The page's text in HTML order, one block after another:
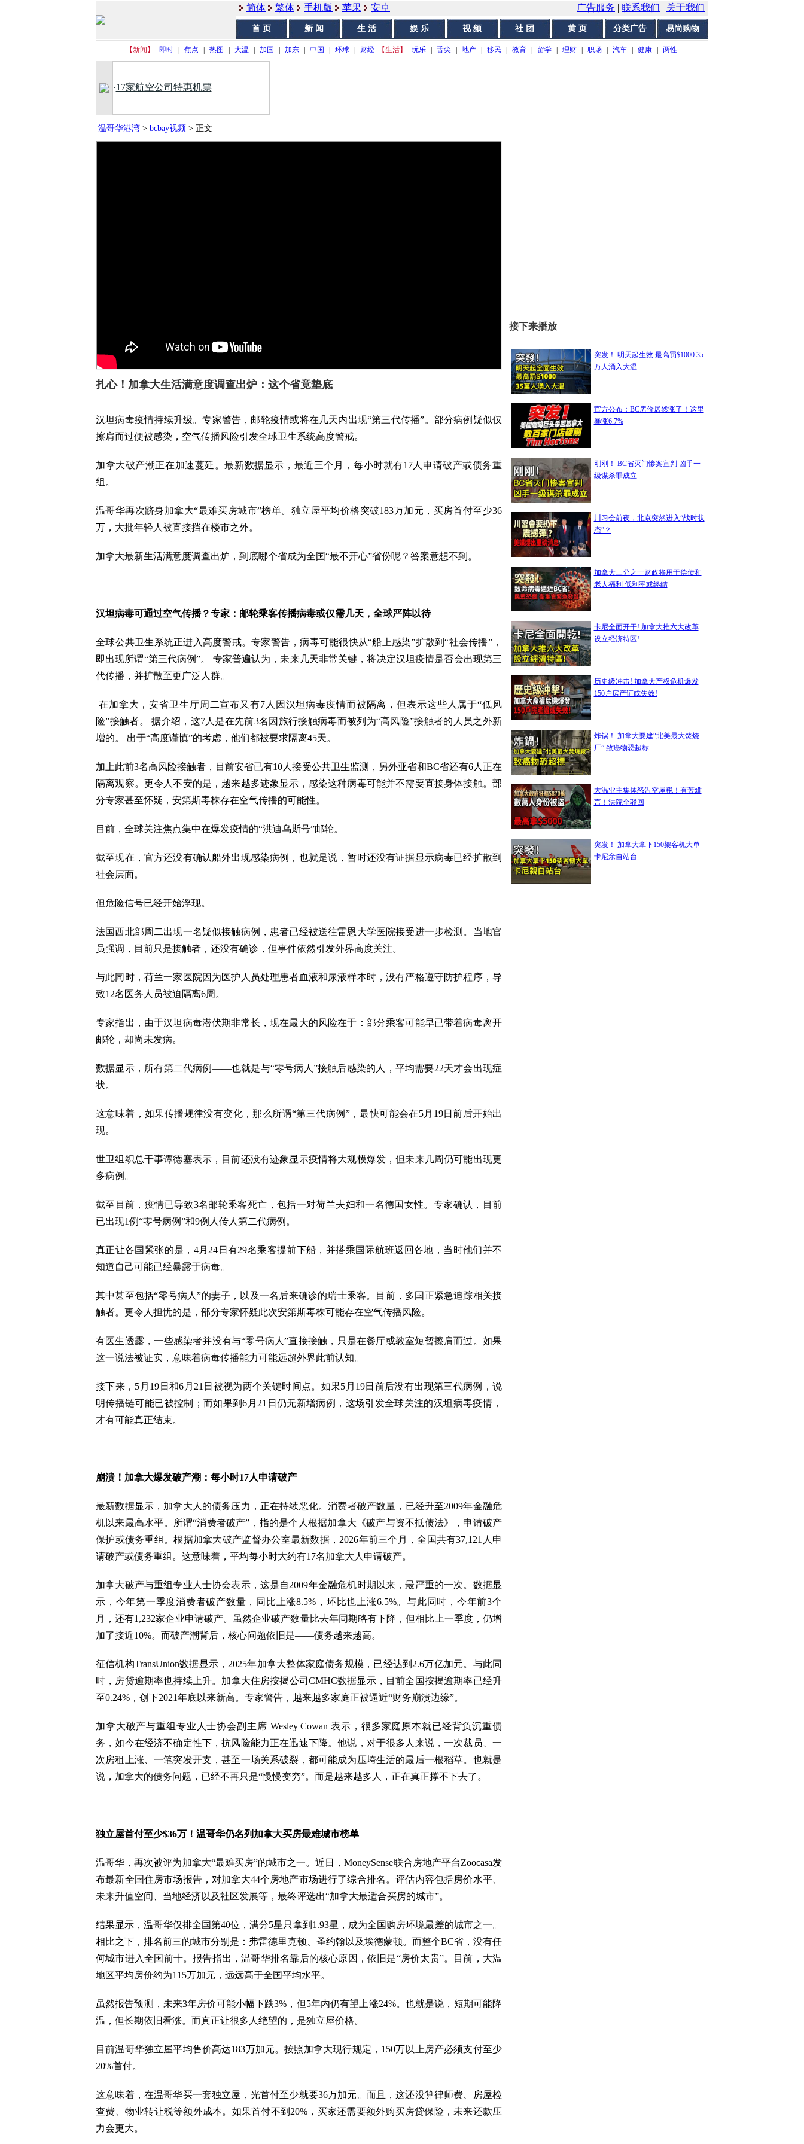
简体 繁体 手机版 苹果 安卓 广告服务 | 联系我们 | 关于我们
首 页 新 闻 生 活 娱 乐 视 频 社 团 黄 页 分类广告 易尚购物
【新闻】 即时 焦点 热图 大温 加国 加东 中国 环球 财经 【生活】 玩乐 舌尖 地产 移民 教育 留学 理财 职场 汽车 健康 两性
·17家航空公司特惠机票
温哥华港湾 > bcbay视频 > 正文
扎心！加拿大生活满意度调查出炉：这个省竟垫底
汉坦病毒疫情持续升级。专家警告，邮轮疫情或将在几天内出现“第三代传播”。部分病例疑似仅
擦肩而过便被感染，空气传播风险引发全球卫生系统高度警戒。
加拿大破产潮正在加速蔓延。最新数据显示，最近三个月，每小时就有17人申请破产或债务重
组。
温哥华再次跻身加拿大“最难买房城市”榜单。独立屋平均价格突破183万加元，买房首付至少36
万，大批年轻人被直接挡在楼市之外。
加拿大最新生活满意度调查出炉，到底哪个省成为全国“最不开心”省份呢？答案意想不到。
汉坦病毒可通过空气传播？专家：邮轮乘客传播病毒或仅需几天，全球严阵以待
全球公共卫生系统正进入高度警戒。专家警告，病毒可能很快从“船上感染”扩散到“社会传播”，
即出现所谓“第三代病例”。 专家普遍认为，未来几天非常关键，将决定汉坦疫情是否会出现第三
代传播，并扩散至更广泛人群。
在加拿大，安省卫生厅周二宣布又有7人因汉坦病毒疫情而被隔离，但表示这些人属于“低风
险”接触者。 据介绍，这7人是在先前3名因旅行接触病毒而被列为“高风险”接触者的人员之外新
增的。 出于“高度谨慎”的考虑，他们都被要求隔离45天。
加上此前3名高风险接触者，目前安省已有10人接受公共卫生监测，另外亚省和BC省还有6人正在
隔离观察。更令人不安的是，越来越多迹象显示，感染这种病毒可能并不需要直接身体接触。部
分专家甚至怀疑，安第斯毒株存在空气传播的可能性。
目前，全球关注焦点集中在爆发疫情的“洪迪乌斯号”邮轮。
截至现在，官方还没有确认船外出现感染病例，也就是说，暂时还没有证据显示病毒已经扩散到
社会层面。
但危险信号已经开始浮现。
法国西北部周二出现一名疑似接触病例，患者已经被送往雷恩大学医院接受进一步检测。当地官
员强调，目前只是接触者，还没有确诊，但事件依然引发外界高度关注。
与此同时，荷兰一家医院因为医护人员处理患者血液和尿液样本时，没有严格遵守防护程序，导
致12名医务人员被迫隔离6周。
专家指出，由于汉坦病毒潜伏期非常长，现在最大的风险在于：部分乘客可能早已带着病毒离开
邮轮，却尚未发病。
数据显示，所有第二代病例——也就是与“零号病人”接触后感染的人，平均需要22天才会出现症
状。
这意味着，如果传播规律没有变化，那么所谓“第三代病例”，最快可能会在5月19日前后开始出
现。
世卫组织总干事谭德塞表示，目前还没有迹象显示疫情将大规模爆发，但未来几周仍可能出现更
多病例。
截至目前，疫情已导致3名邮轮乘客死亡，包括一对荷兰夫妇和一名德国女性。专家确认，目前
已出现1例“零号病例”和9例人传人第二代病例。
真正让各国紧张的是，4月24日有29名乘客提前下船，并搭乘国际航班返回各地，当时他们并不
知道自己可能已经暴露于病毒。
其中甚至包括“零号病人”的妻子，以及一名后来确诊的瑞士乘客。目前，多国正紧急追踪相关接
触者。更令人担忧的是，部分专家怀疑此次安第斯毒株可能存在空气传播风险。
有医生透露，一些感染者并没有与“零号病人”直接接触，只是在餐厅或教室短暂擦肩而过。如果
这一说法被证实，意味着病毒传播能力可能远超外界此前认知。
接下来，5月19日和6月21日被视为两个关键时间点。如果5月19日前后没有出现第三代病例，说
明传播链可能已被控制；而如果到6月21日仍无新增病例，这场引发全球关注的汉坦病毒疫情，
才有可能真正结束。
崩溃！加拿大爆发破产潮：每小时17人申请破产
最新数据显示，加拿大人的债务压力，正在持续恶化。消费者破产数量，已经升至2009年金融危
机以来最高水平。所谓“消费者破产”，指的是个人根据加拿大《破产与资不抵债法》，申请破产
保护或债务重组。根据加拿大破产监督办公室最新数据，2026年前三个月，全国共有37,121人申
请破产或债务重组。这意味着，平均每小时大约有17名加拿大人申请破产。
加拿大破产与重组专业人士协会表示，这是自2009年金融危机时期以来，最严重的一次。数据显
示，今年第一季度消费者破产数量，同比上涨8.5%，环比也上涨6.5%。与此同时，今年前3个
月，还有1,232家企业申请破产。虽然企业破产数量比去年同期略有下降，但相比上一季度，仍增
加了接近10%。而破产潮背后，核心问题依旧是——债务越来越高。
征信机构TransUnion数据显示，2025年加拿大整体家庭债务规模，已经达到2.6万亿加元。与此同
时，房贷逾期率也持续上升。加拿大住房按揭公司CMHC数据显示，目前全国按揭逾期率已经升
至0.24%，创下2021年底以来新高。专家警告，越来越多家庭正被逼近“财务崩溃边缘”。
加拿大破产与重组专业人士协会副主席 Wesley Cowan 表示，很多家庭原本就已经背负沉重债
务，如今在经济不确定性下，抗风险能力正在迅速下降。他说，对于很多人来说，一次裁员、一
次房租上涨、一笔突发开支，甚至一场关系破裂，都可能成为压垮生活的最后一根稻草。也就是
说，加拿大的债务问题，已经不再只是“慢慢变穷”。而是越来越多人，正在真正撑不下去了。
独立屋首付至少$36万！温哥华仍名列加拿大买房最难城市榜单
温哥华，再次被评为加拿大“最难买房”的城市之一。近日，MoneySense联合房地产平台Zoocasa发
布最新全国住房市场报告，对加拿大44个房地产市场进行了综合排名。评估内容包括房价水平、
未来升值空间、当地经济以及社区发展等，最终评选出“加拿大最适合买房的城市”。
结果显示，温哥华仅排全国第40位，满分5星只拿到1.93星，成为全国购房环境最差的城市之一。
相比之下，排名前三的城市分别是：弗雷德里克顿、圣约翰以及埃德蒙顿。而整个BC省，没有任
何城市进入全国前十。报告指出，温哥华排名靠后的核心原因，依旧是“房价太贵”。目前，大温
地区平均房价约为115万加元，远远高于全国平均水平。
虽然报告预测，未来3年房价可能小幅下跌3%，但5年内仍有望上涨24%。也就是说，短期可能降
温，但长期依旧看涨。而真正让很多人绝望的，是独立屋价格。
目前温哥华独立屋平均售价高达183万加元。按照加拿大现行规定，150万以上房产必须支付至少
20%首付。
这意味着，在温哥华买一套独立屋，光首付至少就要36万加元。而且，这还没算律师费、房屋检
查费、物业转让税等额外成本。如果首付不到20%，买家还需要额外购买房贷保险，未来还款压
力会更大。
接下来播放
突发！ 明天起生效 最高罚$1000 35
万人涌入大温
官方公布：BC房价居然涨了！这里
暴涨6.7%
刚刚！ BC省灭门惨案宣判 凶手一
级谋杀罪成立
川习会前夜，北京突然进入“战时状
态”？
加拿大三分之一财政将用于偿债和
老人福利 低利率或终结
卡尼全面开干! 加拿大推六大改革
设立经济特区!
历史级冲击! 加拿大产权危机爆发
150户房产证或失效!
炸锅！ 加拿大要建“北美最大焚烧
厂” 致癌物恐超标
大温业主集体怒告空屋税！有苦难
言！法院全驳回
突发！ 加拿大拿下150架客机大单
卡尼亲自站台